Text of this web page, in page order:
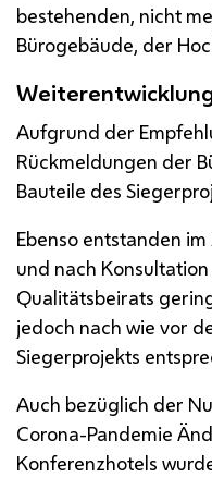
bestehenden, nicht
Bürogebäude, der
Aufgrund der
Rückmeldungen der
Bauteile des
Ebenso entstanden
und nach
Qualitätsbeirats
jedoch nach wie vor
Siegerprojekts
Auch bezüglich der
Corona-Pandemie
Konferenzhotels